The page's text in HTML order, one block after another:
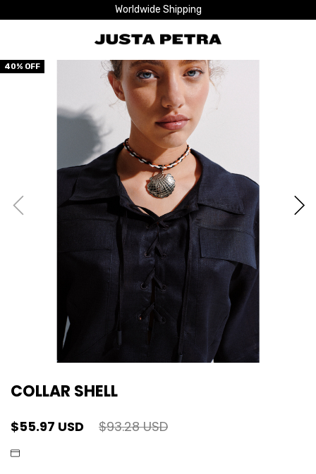
Worldwide Shipping
40% OFF
COLLAR SHELL
$55.97 USD $93.28 USD